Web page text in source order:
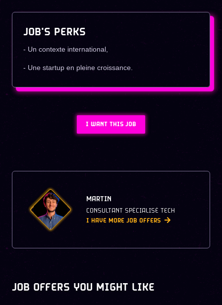
JOB'S PERKS
- Un contexte international,
- Une startup en pleine croissance.
I WANT THIS JOB
MARTIN
CONSULTANT SPÉCIALISÉ TECH
I HAVE MORE JOB OFFERS
JOB OFFERS YOU MIGHT LIKE